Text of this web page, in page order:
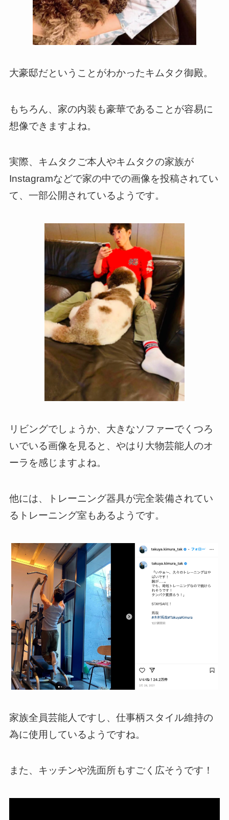
大豪邸だということがわかったキムタク御殿。
もちろん、家の内装も豪華であることが容易に
想像できますよね。
実際、キムタクご本人やキムタクの家族が
Instagramなどで家の中での画像を投稿されてい
て、一部公開されているようです。
リビングでしょうか、大きなソファーでくつろ
いでいる画像を見ると、やはり大物芸能人のオ
ーラを感じますよね。
他には、トレーニング器具が完全装備されてい
るトレーニング室もあるようです。
家族全員芸能人ですし、仕事柄スタイル維持の
為に使用しているようですね。
また、キッチンや洗面所もすごく広そうです！